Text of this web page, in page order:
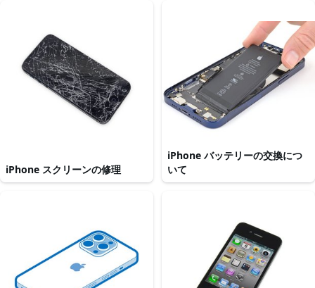
iPhone スクリーンの修理
iPhone バッテリーの交換につ
いて